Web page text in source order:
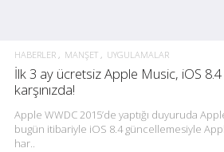
HABERLER MANŞET UYGULAMALAR
İlk 3 ay ücretsiz Apple Music, iOS
karşınızda!
Apple WWDC 2015’de yaptığı duyuruda
bugün itibariyle iOS 8.4 güncellemesiyle
har..